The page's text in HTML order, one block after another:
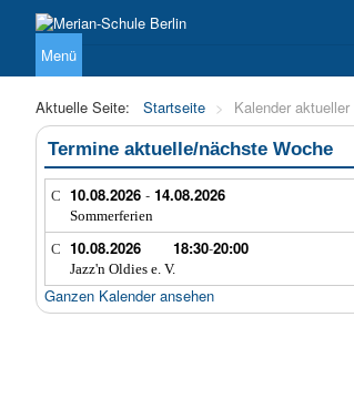
Menü
Aktuelle Seite: Startseite > Kalender
Termine aktuelle/nächste Woche
10.08.2026 - 14.08.2026
Sommerferien
10.08.2026 18:30-20:00
Jazz'n Oldies e. V.
Ganzen Kalender ansehen